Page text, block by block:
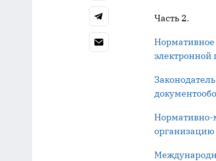
Часть 2.
Нормативное
электронной
Нормативно-
организацию